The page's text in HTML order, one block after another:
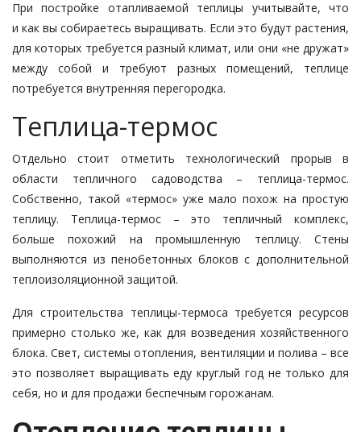
При постройке отапливаемой теплицы учитывайте, что
и как вы собираетесь выращивать. Если это будут растения,
для которых требуется разный климат, или они «не дружат»
между собой и требуют разных помещений, теплице
потребуется внутренняя перегородка.
Теплица-термос
Отдельно стоит отметить технологический прорыв в
области тепличного садоводства – теплица-термос.
Собственно, такой «термос» уже мало похож на простую
теплицу. Теплица-термос – это тепличный комплекс,
больше похожий на промышленную теплицу. Стены
выполняются из пенобетонных блоков с дополнительной
теплоизоляционной защитой.
Для строительства теплицы-термоса требуется ресурсов
примерно столько же, как для возведения хозяйственного
блока. Свет, системы отопления, вентиляции и полива – все
это позволяет выращивать еду круглый год не только для
себя, но и для продажи беспечным горожанам.